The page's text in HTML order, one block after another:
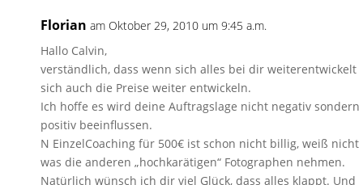
Florian am Oktober 29, 2010 um 9:45 a.m.
Hallo Calvin,
verständlich, dass wenn sich alles bei dir weiterentwickelt
sich auch die Preise weiter entwickeln.
Ich hoffe es wird deine Auftragslage nicht negativ sondern
positiv beeinflussen.
N EinzelCoaching für 500€ ist schon nicht billig, weiß nicht
was die anderen „hochkarätigen“ Fotographen nehmen.
Natürlich wünsch ich dir viel Glück, dass alles klappt. Und